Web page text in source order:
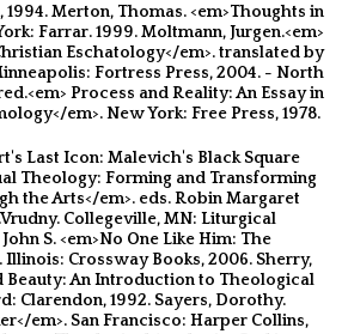
1994. Merton, Thomas. <em>Thoughts in
Farrar. 1999. Moltmann, Jurgen.<em>
Eschatology</em>. translated by
Fortress Press, 2004. - North
Process and Reality: An Essay in
em>. New York: Free Press, 1978.
Last Icon: Malevich's Black Square
Theology: Forming and Transforming
the Arts</em>. eds. Robin Margaret
Collegeville, MN: Liturgical
S. <em>No One Like Him: The
Crossway Books, 2006. Sherry,
Beauty: An Introduction to Theological
Clarendon, 1992. Sayers, Dorothy.
em>. San Francisco: Harper Collins,